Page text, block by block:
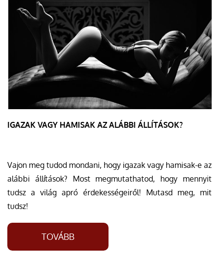
IGAZAK VAGY HAMISAK AZ ALÁBBI ÁLLÍTÁSOK?
Vajon meg tudod mondani, hogy igazak vagy hamisak-e az
alábbi állítások? Most megmutathatod, hogy mennyit
tudsz a világ apró érdekességeiről! Mutasd meg, mit
tudsz!
TOVÁBB